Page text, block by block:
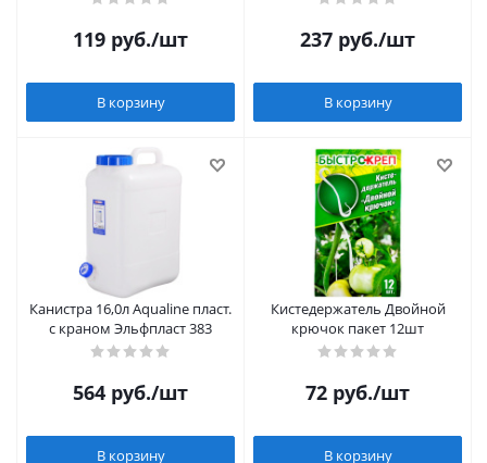
119 руб./шт
В корзину
237 руб./шт
В корзину
Канистра 16,0л Aqualine пласт.
с краном Эльфпласт 383
564 руб./шт
В корзину
Кистедержатель Двойной
крючок пакет 12шт
72 руб./шт
В корзину